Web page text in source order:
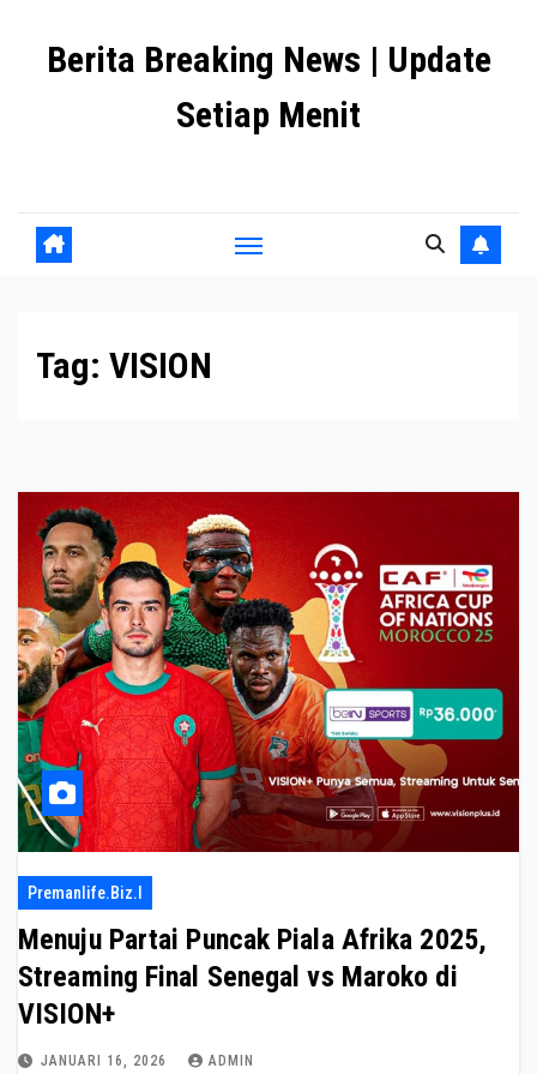
Berita Breaking News | Update
Setiap Menit
Tag: VISION
Premanlife.biz.i
Menuju Partai Puncak Piala Afrika 2025,
Streaming Final Senegal vs Maroko di
VISION+
JANUARI 16, 2026 ADMIN